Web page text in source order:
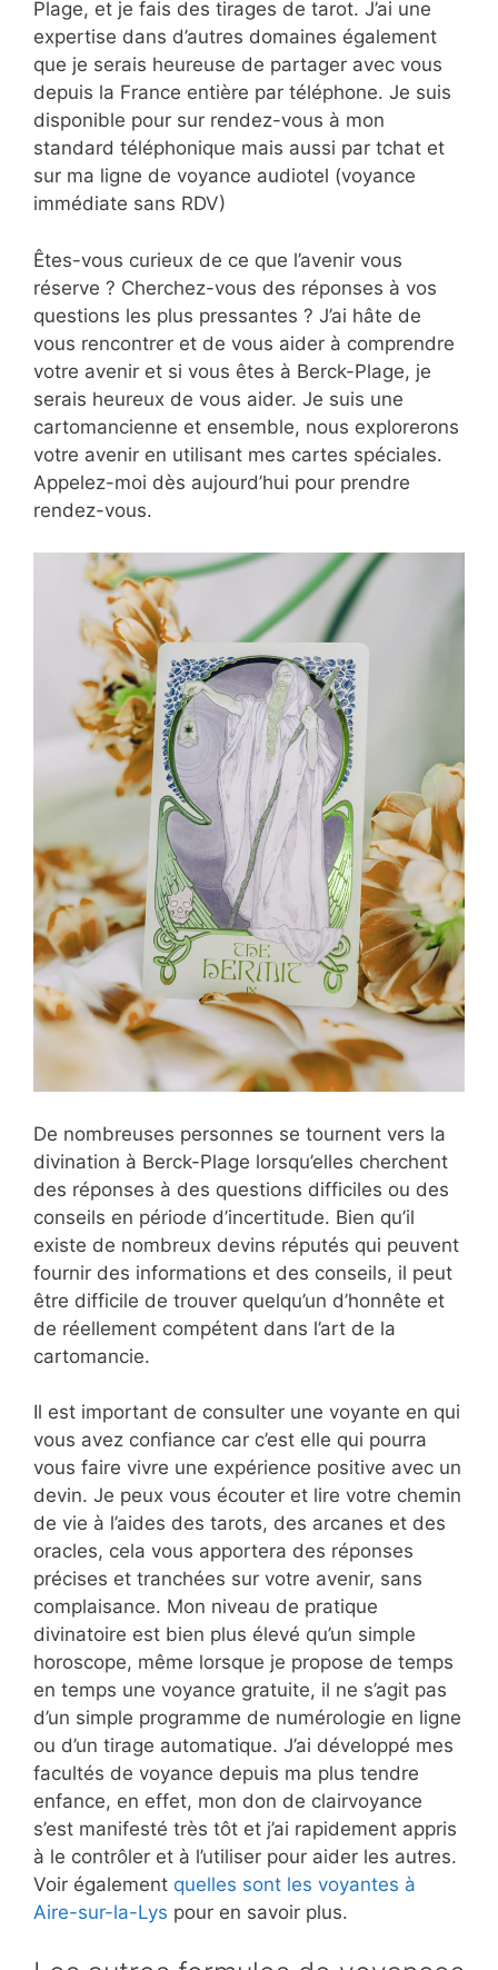
Plage, et je fais des tirages de tarot. J’ai une
expertise dans d’autres domaines également
que je serais heureuse de partager avec vous
depuis la France entière par téléphone. Je suis
disponible pour sur rendez-vous à mon
standard téléphonique mais aussi par tchat et
sur ma ligne de voyance audiotel (voyance
immédiate sans RDV)
Êtes-vous curieux de ce que l’avenir vous
réserve ? Cherchez-vous des réponses à vos
questions les plus pressantes ? J’ai hâte de
vous rencontrer et de vous aider à comprendre
votre avenir et si vous êtes à Berck-Plage, je
serais heureux de vous aider. Je suis une
cartomancienne et ensemble, nous explorerons
votre avenir en utilisant mes cartes spéciales.
Appelez-moi dès aujourd’hui pour prendre
rendez-vous.
De nombreuses personnes se tournent vers la
divination à Berck-Plage lorsqu’elles cherchent
des réponses à des questions difficiles ou des
conseils en période d’incertitude. Bien qu’il
existe de nombreux devins réputés qui peuvent
fournir des informations et des conseils, il peut
être difficile de trouver quelqu’un d’honnête et
de réellement compétent dans l’art de la
cartomancie.
Il est important de consulter une voyante en qui
vous avez confiance car c’est elle qui pourra
vous faire vivre une expérience positive avec un
devin. Je peux vous écouter et lire votre chemin
de vie à l’aides des tarots, des arcanes et des
oracles, cela vous apportera des réponses
précises et tranchées sur votre avenir, sans
complaisance. Mon niveau de pratique
divinatoire est bien plus élevé qu’un simple
horoscope, même lorsque je propose de temps
en temps une voyance gratuite, il ne s’agit pas
d’un simple programme de numérologie en ligne
ou d’un tirage automatique. J’ai développé mes
facultés de voyance depuis ma plus tendre
enfance, en effet, mon don de clairvoyance
s’est manifesté très tôt et j’ai rapidement appris
à le contrôler et à l’utiliser pour aider les autres.
Voir également quelles sont les voyantes à
Aire-sur-la-Lys pour en savoir plus.